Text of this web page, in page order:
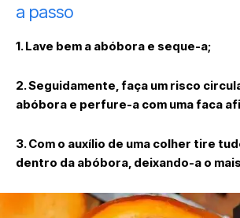
a passo
1. Lave bem a abóbora e seque-a;
2. Seguidamente, faça um risco
abóbora e perfure-a com uma faca
3. Com o auxílio de uma colher tire
dentro da abóbora, deixando-a o